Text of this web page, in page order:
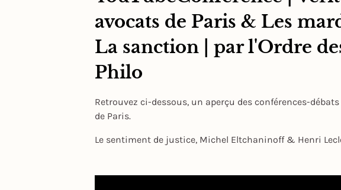
avocats de Paris & Les
La sanction | par l'Ordre
Philo
Retrouvez ci-dessous, un aperçu des conférences-
de Paris.
Le sentiment de justice, Michel Eltchaninoff & Henri